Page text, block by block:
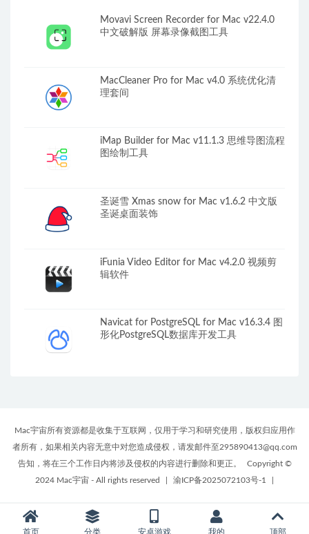
Movavi Screen Recorder for Mac v22.4.0
中文破解版 屏幕录像截图工具
MacCleaner Pro for Mac v4.0 系统优化清
理套间
iMap Builder for Mac v11.1.3 思维导图流程
图绘制工具
圣诞雪 Xmas snow for Mac v1.6.2 中文版
圣诞桌面装饰
iFunia Video Editor for Mac v4.2.0 视频剪
辑软件
Navicat for PostgreSQL for Mac v16.3.4 图
形化PostgreSQL数据库开发工具
Mac宇宙所有资源都是收集于互联网，仅用于学习和研究使用，版权归应用作
者所有，如果相关内容无意中对您造成侵权，请发邮件至295890413@qq.com
告知，将在三个工作日内将涉及侵权的内容进行删除和更正。
Copyright ©
2024 Mac宇宙 - All rights reserved
渝ICP备2025072103号-1
首页 分类 安卓游戏 我的 顶部